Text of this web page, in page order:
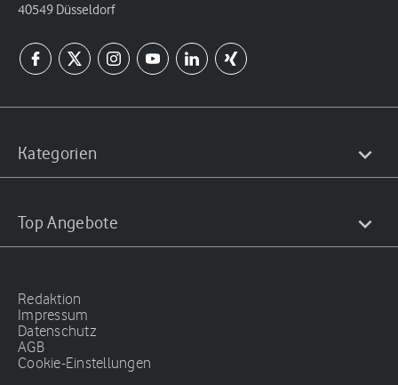
40549 Düsseldorf
Kategorien
Top Angebote
Redaktion
Impressum
Datenschutz
AGB
Cookie-Einstellungen